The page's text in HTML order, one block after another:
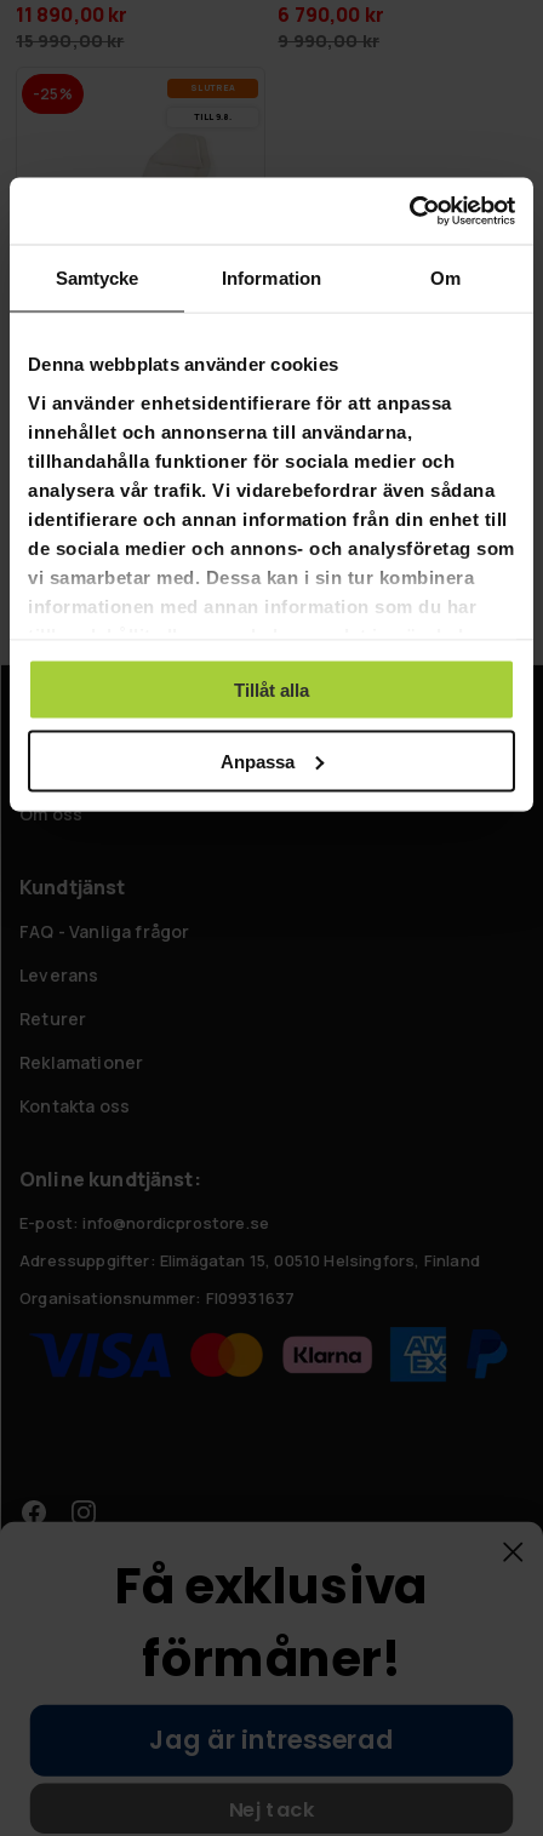
Samtycke Information Om
Denna webbplats använder cookies
Vi använder enhetsidentifierare för att anpassa
innehållet och annonserna till användarna,
tillhandahålla funktioner för sociala medier och
analysera vår trafik. Vi vidarebefordrar även sådana
identifierare och annan information från din enhet till
de sociala medier och annons- och analysföretag som
vi samarbetar med. Dessa kan i sin tur kombinera
informationen med annan information som du har
använt deras tjänster.
Tillåt alla
Anpassa
11 890,00 kr
15 990,00 kr
6 790,00 kr
9 990,00 kr
-25% SLUT­REA
TILL 9.8.
GRA­TIS LE­VE­RANS
Lykke Behandlingsstol Comfort
4 490,00 kr
5 990,00 kr
Sida 1 av 1
Information
Om oss
Kundtjänst
FAQ - Vanliga frågor
Leverans
Returer
Reklamationer
Kontakta oss
Online kundtjänst:
E-post: info@nordicprostore.se
Adressuppgifter: Elimägatan 15, 00510 Helsingfors, Finland
Organisationsnummer: FI09931637
© Nordic Prostore 2026
Allmänna villkor
Få exklusiva
förmåner!
Jag är intresserad
Nej tack